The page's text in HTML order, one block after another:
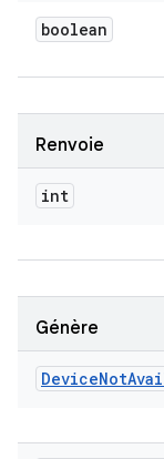
boolean
Renvoie
int
Génère
DeviceNot